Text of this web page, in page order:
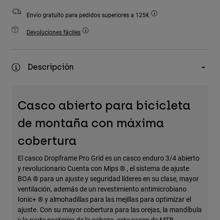
Accesorios
Ver Todo
Envío gratuito para pedidos superiores a 125€
Devoluciones fáciles
Descripción
Casco abierto para bicicleta
de montaña con máxima
cobertura
El casco Dropframe Pro Grid es un casco enduro 3/4 abierto
y revolucionario Cuenta con Mips ® , el sistema de ajuste
BOA ® para un ajuste y seguridad líderes en su clase, mayor
ventilación, además de un revestimiento antimicrobiano
Ionic+ ® y almohadillas para las mejillas para optimizar el
ajuste. Con su mayor cobertura para las orejas, la mandíbula